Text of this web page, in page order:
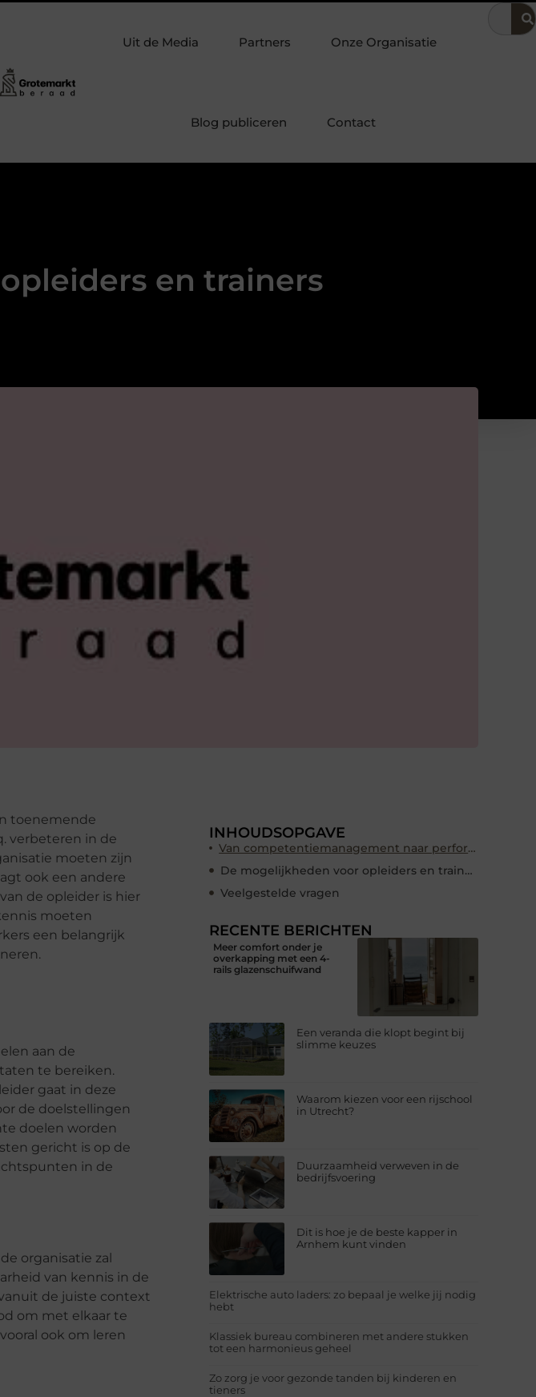
verweven in de bedrijfsvoering Dit is hoe je de beste kapper in Arnhem kunt
Uit de Media Partners Onze Organisatie
Blog publiceren Contact
en trainers
toenemende
verbeteren in de
moeten zijn
ook een andere
de opleider is hier
moeten
een belangrijk
aan de
te bereiken.
gaat in deze
de doelstellingen
doelen worden
gericht is op de
in de
organisatie zal
van kennis in de
de juiste context
om met elkaar te
ook om leren
INHOUDSOPGAVE
Van competentiemanagement naar performancemanagement
De mogelijkheden voor opleiders en trainers
Veelgestelde vragen
RECENTE BERICHTEN
Meer comfort onder je
overkapping met een 4-
rails glazenschuifwand
Een veranda die klopt begint bij
slimme keuzes
Waarom kiezen voor een rijschool
in Utrecht?
Duurzaamheid verweven in de
bedrijfsvoering
Dit is hoe je de beste kapper in
Arnhem kunt vinden
Elektrische auto laders: zo bepaal je welke jij nodig
hebt
Klassiek bureau combineren met andere stukken
tot een harmonieus geheel
Zo zorg je voor gezonde tanden bij kinderen en
tieners